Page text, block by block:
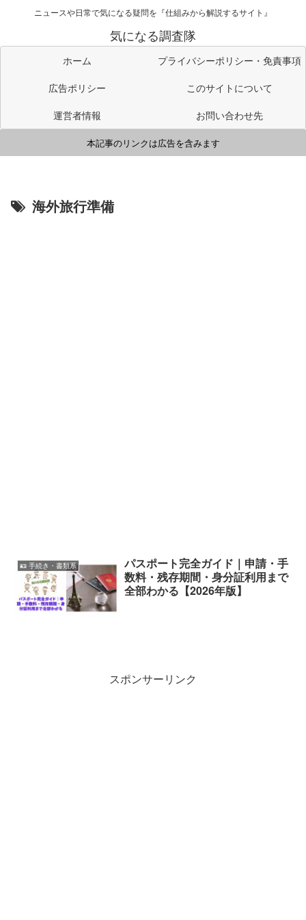
ニュースや日常で気になる疑問を『仕組みから解説するサイト』
気になる調査隊
ホーム
プライバシーポリシー・免責事項
広告ポリシー
このサイトについて
運営者情報
お問い合わせ先
本記事のリンクは広告を含みます
海外旅行準備
🪪 手続き・書類系
パスポート完全ガイド｜申請・手
数料・残存期間・身分証利用まで
全部わかる【2026年版】
スポンサーリンク